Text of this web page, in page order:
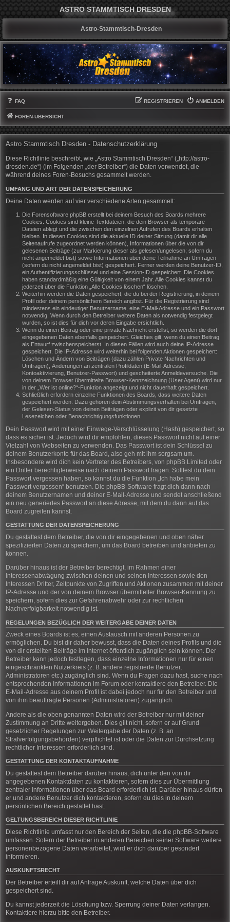
ASTRO STAMMTISCH DRESDEN
Astro-Stammtisch-Dresden
FAQ ANMELDEN
REGISTRIEREN
FOREN-ÜBERSICHT
Astro Stammtisch Dresden - Datenschutzerklärung
Diese Richtlinie beschreibt, wie „Astro Stammtisch Dresden“ („http://astro-
dresden.de“) (im Folgenden „der Betreiber“) die Daten verwendet, die
während deines Foren-Besuchs gesammelt werden.
UMFANG UND ART DER DATENSPEICHERUNG
Deine Daten werden auf vier verschiedene Arten gesammelt:
Die Forensoftware phpBB erstellt bei deinem Besuch des Boards mehrere
Cookies. Cookies sind kleine Textdateien, die dein Browser als temporäre
Dateien ablegt und die zwischen den einzelnen Aufrufen des Boards erhalten
bleiben. In diesen Cookies sind die aktuelle ID deiner Sitzung (damit dir alle
Seitenaufrufe zugeordnet werden können), Informationen über die von dir
gelesenen Beiträge (zur Markierung dieser als gelesen/ungelesen; sofern du
nicht angemeldet bist) sowie Informationen über deine Teilnahme an Umfragen
(sofern du nicht angemeldet bist) gespeichert. Ferner werden deine Benutzer-ID,
ein Authentifizierungsschlüssel und eine Session-ID gespeichert. Die Cookies
haben standardmäßig eine Gültigkeit von einem Jahr. Alle Cookies kannst du
jederzeit über die Funktion „Alle Cookies löschen“ löschen.
Weiterhin werden die Daten gespeichert, die du bei der Registrierung, in deinem
Profil oder deinem persönlichem Bereich angibst. Für die Registrierung sind
mindestens ein eindeutiger Benutzername, eine E-Mail-Adresse und ein Passwort
notwendig. Wenn durch den Betreiber weitere Daten als notwendig festgelegt
wurden, so ist dies für dich vor deren Eingabe ersichtlich.
Wenn du einen Beitrag oder eine private Nachricht erstellst, so werden die dort
eingegebenen Daten ebenfalls gespeichert. Gleiches gilt, wenn du einen Beitrag
als Entwurf zwischenspeicherst. In diesen Fällen wird auch deine IP-Adresse
gespeichert. Die IP-Adresse wird weiterhin bei folgenden Aktionen gespeichert:
Löschen und Ändern von Beiträgen (dazu zählen Private Nachrichten und
Umfragen), Änderungen an zentralen Profildaten (E-Mail-Adresse,
Kontoaktivierung, Benutzer-Passwort) und gescheiterte Anmeldeversuche. Die
von deinem Browser übermittelte Browser-Kennzeichnung (User Agent) wird nur
in der „Wer ist online?“-Funktion angezeigt und nicht dauerhaft gespeichert.
Schließlich erfordern einzelne Funktionen des Boards, dass weitere Daten
gespeichert werden. Dazu gehören dein Abstimmungsverhalten bei Umfragen,
der Gelesen-Status von deinen Beiträgen oder explizit von dir gesetzte
Lesezeichen oder Benachrichtigungsfunktionen.
Dein Passwort wird mit einer Einwege-Verschlüsselung (Hash) gespeichert, so
dass es sicher ist. Jedoch wird dir empfohlen, dieses Passwort nicht auf einer
Vielzahl von Webseiten zu verwenden. Das Passwort ist dein Schlüssel zu
deinem Benutzerkonto für das Board, also geh mit ihm sorgsam um.
Insbesondere wird dich kein Vertreter des Betreibers, von phpBB Limited oder
ein Dritter berechtigterweise nach deinem Passwort fragen. Solltest du dein
Passwort vergessen haben, so kannst du die Funktion „Ich habe mein
Passwort vergessen“ benutzen. Die phpBB-Software fragt dich dann nach
deinem Benutzernamen und deiner E-Mail-Adresse und sendet anschließend
ein neu generiertes Passwort an diese Adresse, mit dem du dann auf das
Board zugreifen kannst.
GESTATTUNG DER DATENSPEICHERUNG
Du gestattest dem Betreiber, die von dir eingegebenen und oben näher
spezifizierten Daten zu speichern, um das Board betreiben und anbieten zu
können.
Darüber hinaus ist der Betreiber berechtigt, im Rahmen einer
Interessenabwägung zwischen deinen und seinen Interessen sowie den
Interessen Dritter, Zeitpunkte von Zugriffen und Aktionen zusammen mit deiner
IP-Adresse und der von deinem Browser übermittelter Browser-Kennung zu
speichern, sofern dies zur Gefahrenabwehr oder zur rechtlichen
Nachverfolgbarkeit notwendig ist.
REGELUNGEN BEZÜGLICH DER WEITERGABE DEINER DATEN
Zweck eines Boards ist es, einen Austausch mit anderen Personen zu
ermöglichen. Du bist dir daher bewusst, dass die Daten deines Profils und die
von dir erstellten Beiträge im Internet öffentlich zugänglich sein können. Der
Betreiber kann jedoch festlegen, dass einzelne Informationen nur für einen
eingeschränkten Nutzerkreis (z. B. andere registrierte Benutzer,
Administratoren etc.) zugänglich sind. Wenn du Fragen dazu hast, suche nach
entsprechenden Informationen im Forum oder kontaktiere den Betreiber. Die
E-Mail-Adresse aus deinem Profil ist dabei jedoch nur für den Betreiber und
von ihm beauftragte Personen (Administratoren) zugänglich.
Andere als die oben genannten Daten wird der Betreiber nur mit deiner
Zustimmung an Dritte weitergeben. Dies gilt nicht, sofern er auf Grund
gesetzlicher Regelungen zur Weitergabe der Daten (z. B. an
Strafverfolgungsbehörden) verpflichtet ist oder die Daten zur Durchsetzung
rechtlicher Interessen erforderlich sind.
GESTATTUNG DER KONTAKTAUFNAHME
Du gestattest dem Betreiber darüber hinaus, dich unter den von dir
angegebenen Kontaktdaten zu kontaktieren, sofern dies zur Übermittlung
zentraler Informationen über das Board erforderlich ist. Darüber hinaus dürfen
er und andere Benutzer dich kontaktieren, sofern du dies in deinem
persönlichen Bereich gestattet hast.
GELTUNGSBEREICH DIESER RICHTLINIE
Diese Richtlinie umfasst nur den Bereich der Seiten, die die phpBB-Software
umfassen. Sofern der Betreiber in anderen Bereichen seiner Software weitere
personenbezogene Daten verarbeitet, wird er dich darüber gesondert
informieren.
AUSKUNFTSRECHT
Der Betreiber erteilt dir auf Anfrage Auskunft, welche Daten über dich
gespeichert sind.
Du kannst jederzeit die Löschung bzw. Sperrung deiner Daten verlangen.
Kontaktiere hierzu bitte den Betreiber.